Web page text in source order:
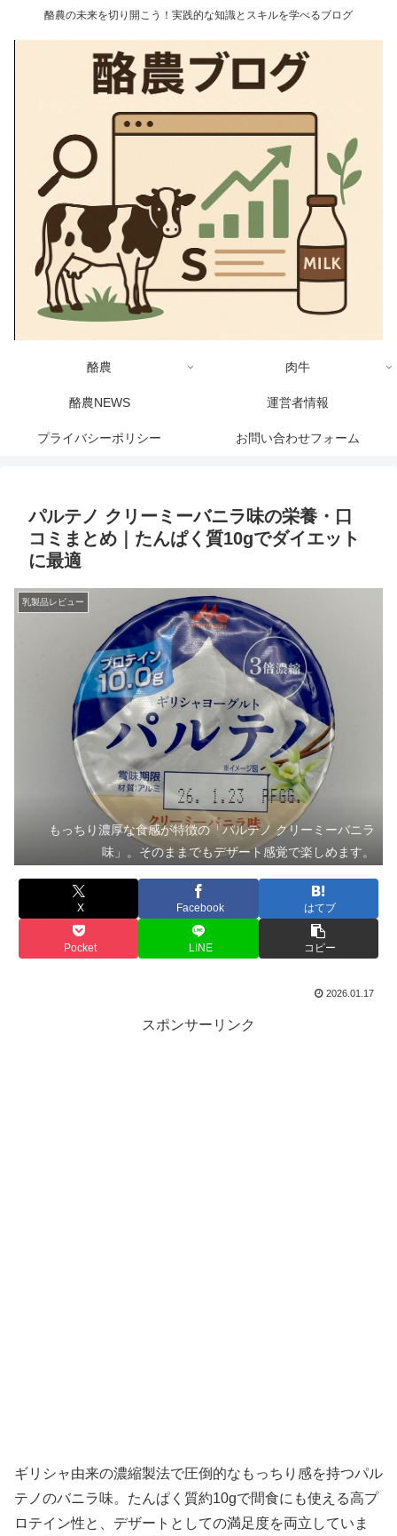
酪農の未来を切り開こう！実践的な知識とスキルを学べるブログ
酪農 肉牛
酪農NEWS 運営者情報
プライバシーポリシー お問い合わせフォーム
パルテノ クリーミーバニラ味の栄養・口
コミまとめ｜たんぱく質10gでダイエット
に最適
乳製品レビュー
もっちり濃厚な食感が特徴の「パルテノ クリーミーバニラ
味」。そのままでもデザート感覚で楽しめます。
X Facebook はてブ
Pocket LINE コピー
2026.01.17
スポンサーリンク
ギリシャ由来の濃縮製法で圧倒的なもっちり感を持つパル
テノのバニラ味。たんぱく質約10gで間食にも使える高プ
ロテイン性と、デザートとしての満足度を両立していま